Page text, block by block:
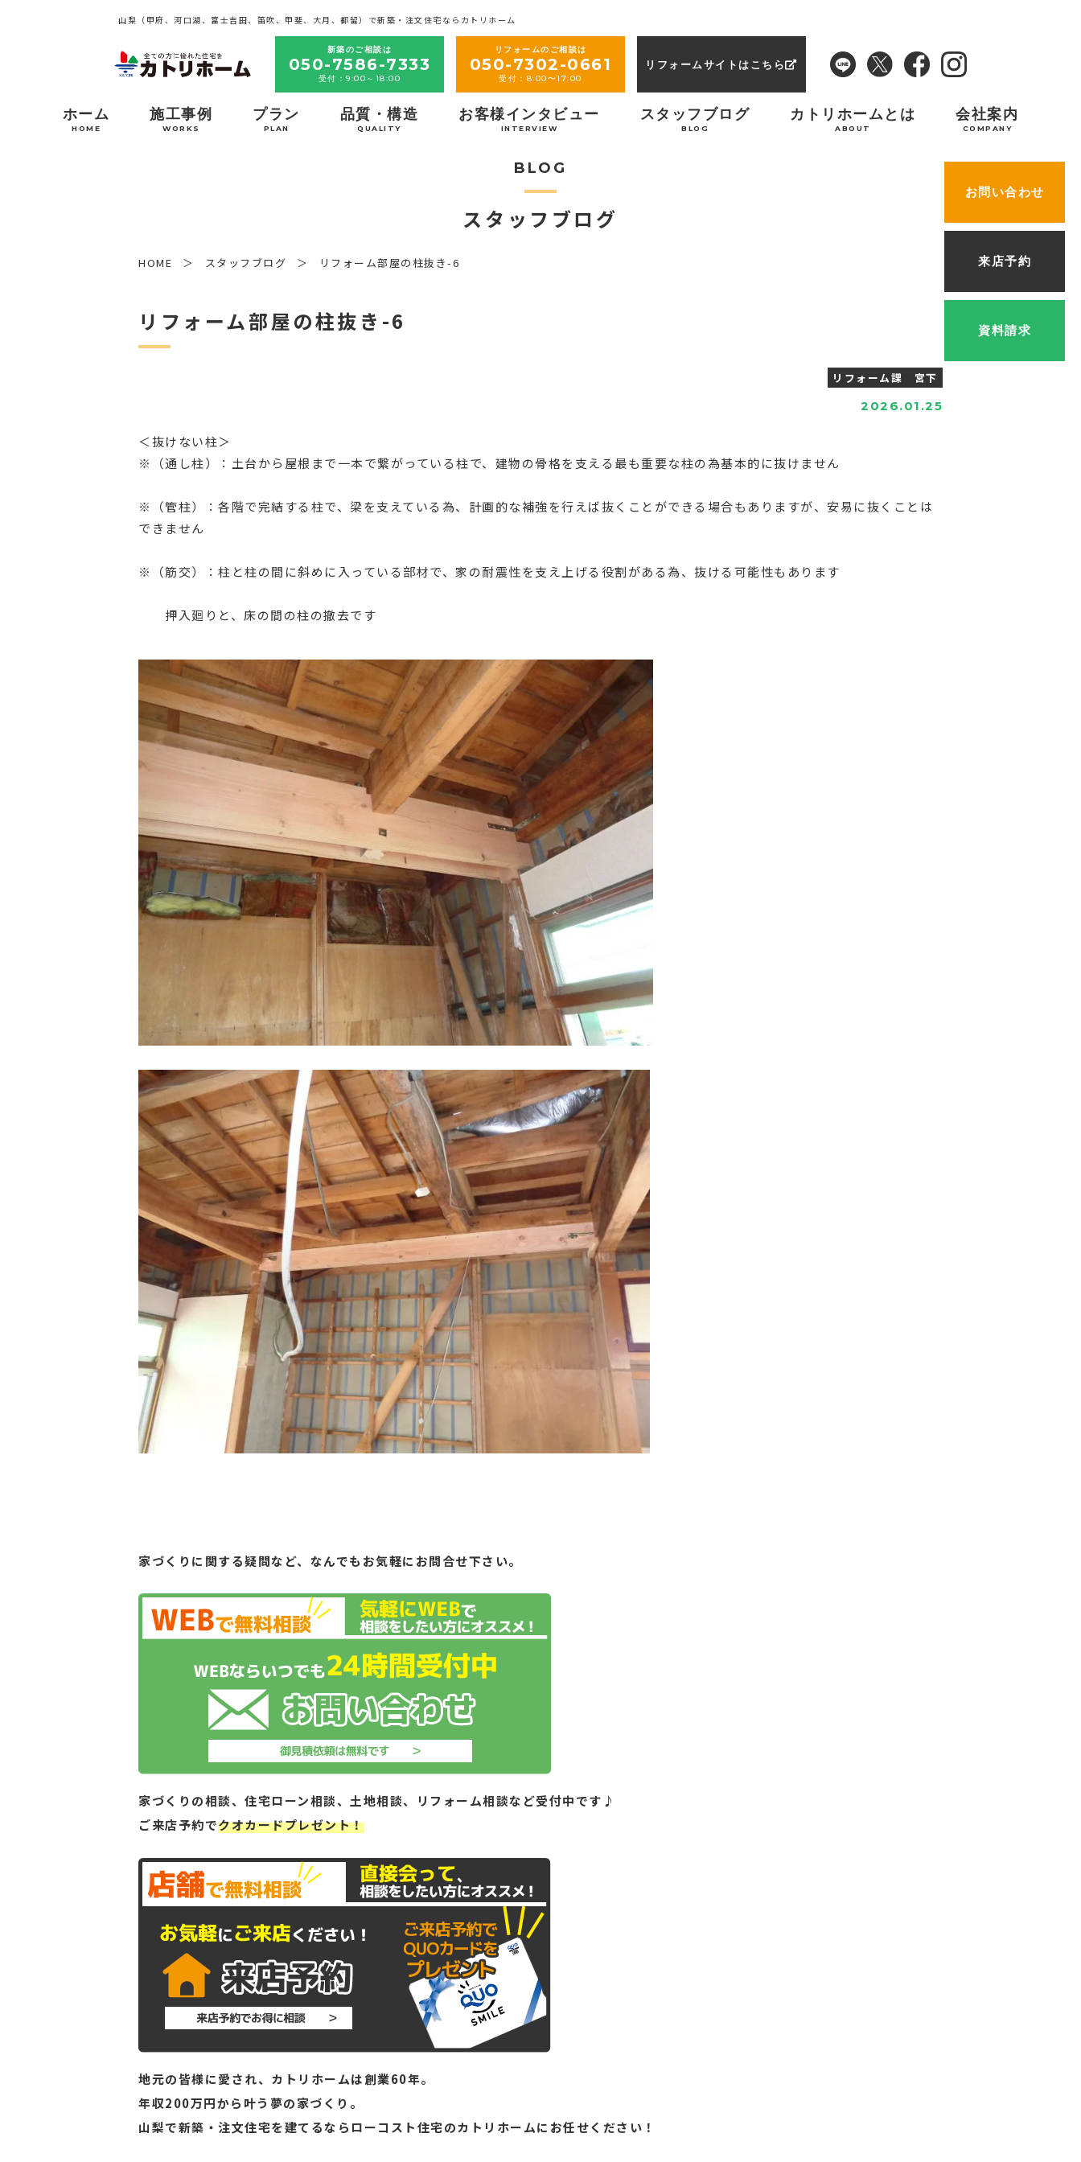
山梨（甲府、河口湖、富士吉田、笛吹、甲斐、大月、都留）で新築・注文住宅ならカトリホーム
新築のご相談は
050-7586-7333
受付：9:00～18:00
リフォームのご相談は
050-7302-0661
受付：8:00〜17:00
リフォームサイトはこちら
ホーム
HOME
施工事例
WORKS
プラン
PLAN
品質・構造
QUALITY
お客様インタビュー
INTERVIEW
スタッフブログ
BLOG
カトリホームとは
ABOUT
会社案内
COMPANY
お問い合わせ
来店予約
資料請求
BLOG
スタッフブログ
HOME スタッフブログ リフォーム部屋の柱抜き-6
リフォーム部屋の柱抜き-6
リフォーム課 宮下
2026.01.25
＜抜けない柱＞
※（通し柱）：土台から屋根まで一本で繋がっている柱で、建物の骨格を支える最も重要な柱の為基本的に抜けません
※（管柱）：各階で完結する柱で、梁を支えている為、計画的な補強を行えば抜くことができる場合もありますが、安易に抜くことは
できません
※（筋交）：柱と柱の間に斜めに入っている部材で、家の耐震性を支え上げる役割がある為、抜ける可能性もあります
押入廻りと、床の間の柱の撤去です
家づくりに関する疑問など、 なんでもお気軽にお問合せ下さい。
家づくりの相談、住宅ローン相談、土地相談、リフォーム相談など受付中です♪
ご来店予約でクオカードプレゼント！
地元の皆様に愛され、カトリホームは創業60年。
年収200万円から叶う夢の家づくり。
山梨で新築・注文住宅を建てるならローコスト住宅のカトリホームにお任せください！